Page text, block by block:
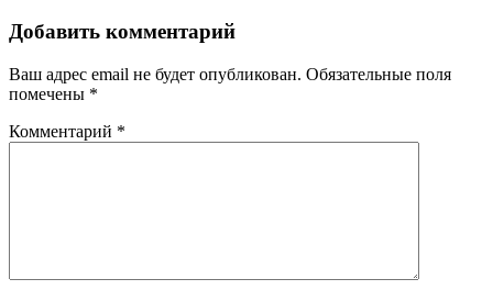
Добавить комментарий
Ваш адрес email не будет опубликован. Обязательные поля
помечены *
Комментарий *